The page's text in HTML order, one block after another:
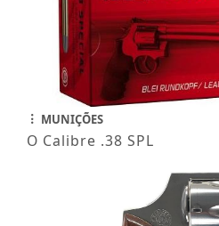
MUNIÇÕES
O Calibre .38 SPL